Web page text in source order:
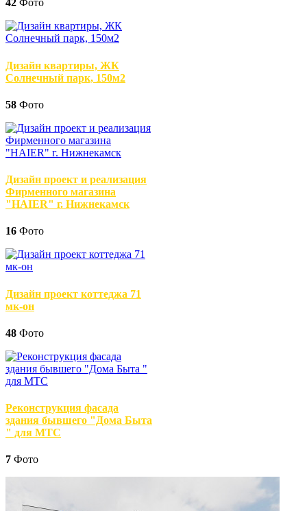
42 Фото
Дизайн квартиры, ЖК
Солнечный парк, 150м2
58 Фото
Дизайн проект и реализация
Фирменного магазина
"HAIER" г. Нижнекамск
16 Фото
Дизайн проект коттеджа 71
мк-он
48 Фото
Реконструкция фасада
здания бывшего "Дома Быта
" для МТС
7 Фото